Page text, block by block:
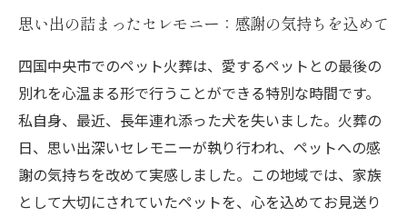
思い出の詰まったセレモニー：感謝の気持ちを込めて
四国中央市でのペット火葬は、愛するペットとの最後の
別れを心温まる形で行うことができる特別な時間です。
私自身、最近、長年連れ添った犬を失いました。火葬の
日、思い出深いセレモニーが執り行われ、ペットへの感
謝の気持ちを改めて実感しました。この地域では、家族
として大切にされていたペットを、心を込めてお見送り